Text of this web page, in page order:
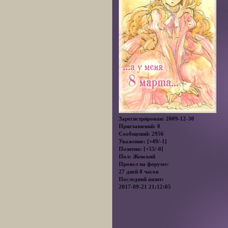
Зарегистрирован: 2009-12-30
Приглашений: 0
Сообщений: 2956
Уважение: [+49/-1]
Позитив: [+55/-0]
Пол: Женский
Провел на форуме:
27 дней 8 часов
Последний визит:
2017-09-21 21:12:05